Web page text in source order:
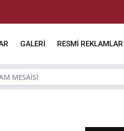
GALERİ RESMİ REKLAMLAR
MESAİSİ